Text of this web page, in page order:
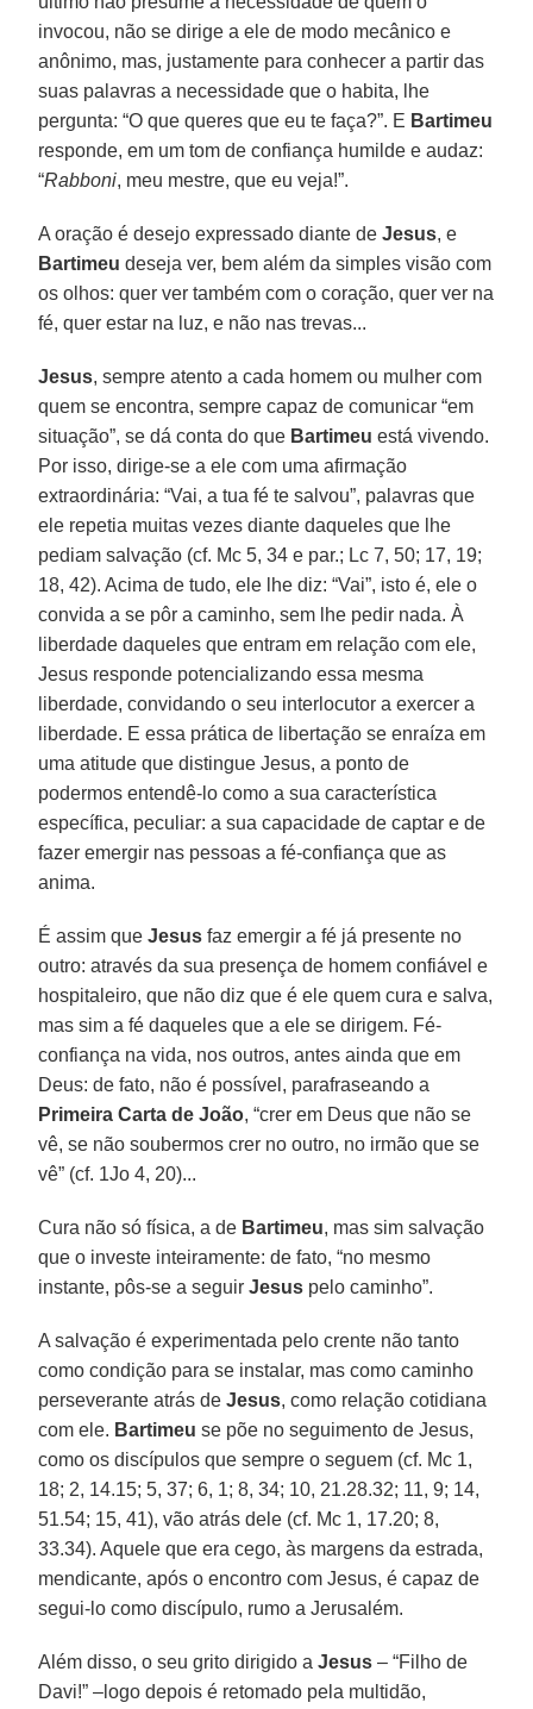
invocou, não se dirige a ele de modo mecânico e
anônimo, mas, justamente para conhecer a partir das
suas palavras a necessidade que o habita, lhe
pergunta: “O que queres que eu te faça?”. E Bartimeu
responde, em um tom de confiança humilde e audaz:
“Rabboni, meu mestre, que eu veja!”.
A oração é desejo expressado diante deJesus, e
Bartimeu deseja ver, bem além da simples visão com
os olhos: quer ver também com o coração, quer ver na
fé, quer estar na luz, e não nas trevas...
Jesus, sempre atento a cada homem ou mulher com
quem se encontra, sempre capaz de comunicar “em
situação”, se dá conta do que Bartimeu está vivendo.
Por isso, dirige-se a ele com uma afirmação
extraordinária: “Vai, a tua fé te salvou”, palavras que
ele repetia muitas vezes diante daqueles que lhe
pediam salvação (cf. Mc 5, 34 e par.; Lc 7, 50; 17, 19;
18, 42). Acima de tudo, ele lhe diz: “Vai”, isto é, ele o
convida a se pôr a caminho, sem lhe pedir nada. À
liberdade daqueles que entram em relação com ele,
Jesus responde potencializando essa mesma
liberdade, convidando o seu interlocutor a exercer a
liberdade. E essa prática de libertação se enraíza em
uma atitude que distingue Jesus, a ponto de
podermos entendê-lo como a sua característica
específica, peculiar: a sua capacidade de captar e de
fazer emergir nas pessoas a fé-confiança que as
anima.
É assim queJesus faz emergir a fé já presente no
outro: através da sua presença de homem confiável e
hospitaleiro, que não diz que é ele quem cura e salva,
mas sim a fé daqueles que a ele se dirigem. Fé-
confiança na vida, nos outros, antes ainda que em
Deus: de fato, não é possível, parafraseando a
Primeira Carta de João, “crer em Deus que não se
vê, se não soubermos crer no outro, no irmão que se
vê” (cf. 1Jo 4, 20)...
Cura não só física, a de Bartimeu, mas sim salvação
que o investe inteiramente: de fato, “no mesmo
instante, pôs-se a seguirJesus pelo caminho”.
A salvação é experimentada pelo crente não tanto
como condição para se instalar, mas como caminho
perseverante atrás deJesus, como relação cotidiana
com ele. Bartimeu se põe no seguimento de Jesus,
como os discípulos que sempre o seguem (cf. Mc 1,
18; 2, 14.15; 5, 37; 6, 1; 8, 34; 10, 21.28.32; 11, 9; 14,
51.54; 15, 41), vão atrás dele (cf. Mc 1, 17.20; 8,
33.34). Aquele que era cego, às margens da estrada,
mendicante, após o encontro com Jesus, é capaz de
segui-lo como discípulo, rumo a Jerusalém.
Além disso, o seu grito dirigido aJesus – “Filho de
Davi!” –logo depois é retomado pela multidão,